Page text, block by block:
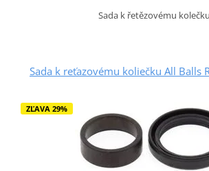
Sada k řetězovému kolečku
Sada k reťazovému koliečku All Balls
ZĽAVA 29%